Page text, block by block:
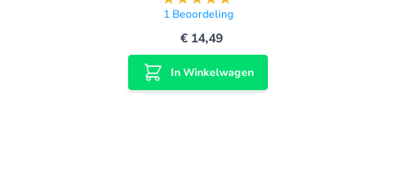
1 Beoordeling
€ 14,49
In Winkelwagen